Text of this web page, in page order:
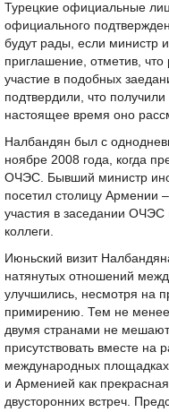
Турецкие официальные
официального
будут рады, если министр
приглашение, отметив,
участие в подобных
подтвердили, что
настоящее время оно
Налбандян был с
ноябре 2008 года, когда
ОЧЭС. Бывший министр
посетил столицу Армении
участия в заседании ОЧЭС
коллеги.
Июньский визит
натянутых отношений
улучшились, несмотря на
примирению. Тем не
двумя странами не
присутствовать вместе на
международных
и Арменией как
двусторонних встреч.